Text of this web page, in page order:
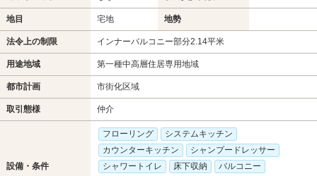
地目 宅地 地勢
法令上の制限 インナーバルコニー部分2.14平米
用途地域 第一種中高層住居専用地域
都市計画 市街化区域
取引態様 仲介
設備・条件
フローリング
システムキッチン
カウンターキッチン
シャンプードレッサー
シャワートイレ
床下収納
バルコニー